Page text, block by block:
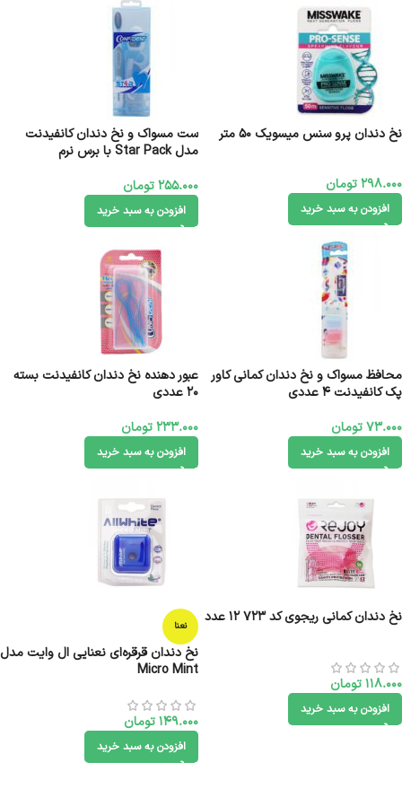
نخ دندان پرو سنس میسویک 50 متر
298.000تومان
افزودن به سبد خرید
ست مسواک و نخ دندان کانفیدنت
مدل Star Pack با برس نرم
255.000تومان
افزودن به سبد خرید
محافظ مسواک و نخ دندان کمانی کاور
پک کانفیدنت 4 عددی
73.000تومان
افزودن به سبد خرید
عبور دهنده نخ دندان کانفیدنت بسته
20 عددی
233.000تومان
افزودن به سبد خرید
نخ دندان کمانی ریجوی کد 723 12 عدد
118.000تومان
افزودن به سبد خرید
نعنا
نخ دندان قرقره‌ای نعنایی ال وایت مدل
Micro Mint
149.000تومان
افزودن به سبد خرید